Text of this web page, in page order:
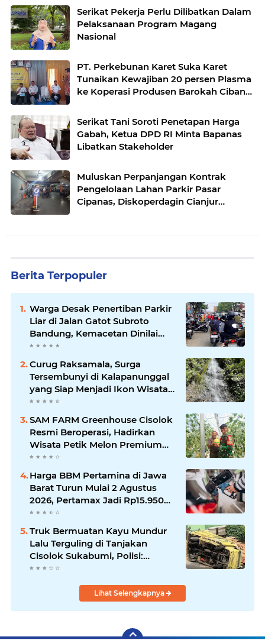
Serikat Pekerja Perlu Dilibatkan Dalam
Pelaksanaan Program Magang
Nasional
PT. Perkebunan Karet Suka Karet
Tunaikan Kewajiban 20 persen Plasma
ke Koperasi Produsen Barokah Cibandi
Serikat Tani Soroti Penetapan Harga
Gabah, Ketua DPD RI Minta Bapanas
Libatkan Stakeholder
Muluskan Perpanjangan Kontrak
Pengelolaan Lahan Parkir Pasar
Cipanas, Diskoperdagin Cianjur
Berita Terpopuler
Warga Desak Penertiban Parkir
Liar di Jalan Gatot Subroto
Bandung, Kemacetan Dinilai
Makin Mengkhawatirkan
Curug Raksamala, Surga
Tersembunyi di Kalapanunggal
yang Siap Menjadi Ikon Wisata
Alam Baru Kabupaten
SAM FARM Greenhouse Cisolok
Resmi Beroperasi, Hadirkan
Wisata Petik Melon Premium
dan Edukasi Pertanian Modern
Harga BBM Pertamina di Jawa
Barat Turun Mulai 2 Agustus
2026, Pertamax Jadi Rp15.950
per Liter, Cek Daftar Harga
Terbaru
Truk Bermuatan Kayu Mundur
Lalu Terguling di Tanjakan
Cisolok Sukabumi, Polisi:
Diduga Tak Kuat Menanjak
Lihat Selengkapnya